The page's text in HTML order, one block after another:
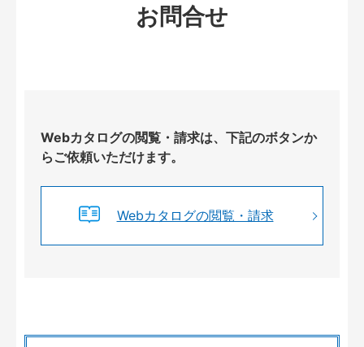
お問合せ
Webカタログの閲覧・請求は、下記のボタンか
らご依頼いただけます。
Webカタログの閲覧・請求